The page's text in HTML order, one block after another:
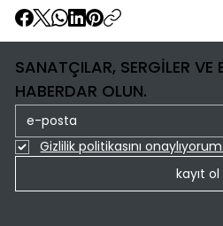
SANATÇILAR, SERGİLER VE
HABERDAR OLUN.
Gizlilik politikasını onaylıyorum.
kayıt ol